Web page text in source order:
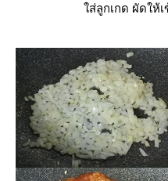
ส่ลูกเกด ผัดให้